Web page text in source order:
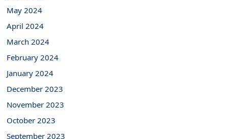
May 2024
April 2024
March 2024
February 2024
January 2024
December 2023
November 2023
October 2023
September 2023